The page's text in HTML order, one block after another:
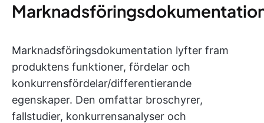
Marknadsföringsdokumentation lyfter fram
produktens funktioner, fördelar och
konkurrensfördelar/differentierande
egenskaper. Den omfattar broschyrer,
fallstudier, konkurrensanalyser och